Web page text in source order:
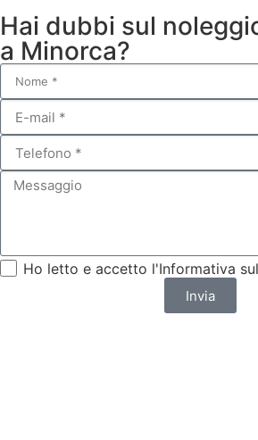
Hai dubbi sul
a Minorca?
Ho letto e accetto l'Informativa
Invia